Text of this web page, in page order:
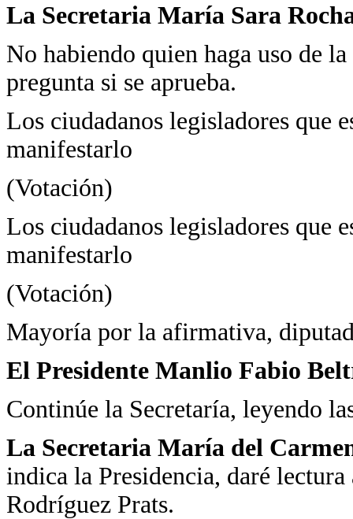
La Secretaria María Sara
No habiendo quien haga uso de
pregunta si se aprueba.
Los ciudadanos legisladores que
manifestarlo
(Votación)
Los ciudadanos legisladores que
manifestarlo
(Votación)
Mayoría por la afirmativa,
El Presidente Manlio Fabio
Continúe la Secretaría, leyendo
La Secretaria María del
indica la Presidencia, daré
Rodríguez Prats.